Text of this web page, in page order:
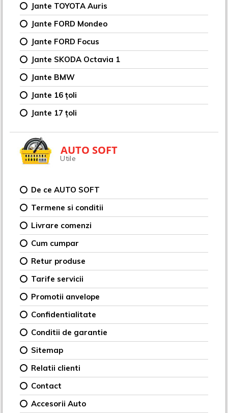
Jante TOYOTA Auris
Jante FORD Mondeo
Jante FORD Focus
Jante SKODA Octavia 1
Jante BMW
Jante 16 țoli
Jante 17 țoli
AUTO SOFT
Utile
De ce AUTO SOFT
Termene si conditii
Livrare comenzi
Cum cumpar
Retur produse
Tarife servicii
Promotii anvelope
Confidentialitate
Conditii de garantie
Sitemap
Relatii clienti
Contact
Accesorii Auto